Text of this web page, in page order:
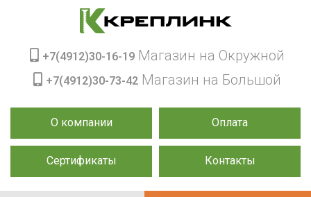
О компании Оплата
Сертификаты Контакты
+7(4912)30-16-19 Магазин на Окружной
+7(4912)30-73-42 Магазин на Большой